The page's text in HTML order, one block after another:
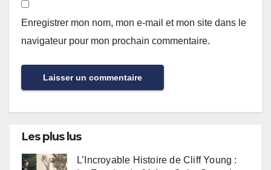
Enregistrer mon nom, mon e-mail et mon site dans le
navigateur pour mon prochain commentaire.
Les plus lus
L’Incroyable Histoire de Cliff Young :